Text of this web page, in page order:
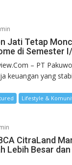
Jati Tetap
di Semester
– PT
keuangan yang
Lifestyle &
CitraLand
Lebih Besar